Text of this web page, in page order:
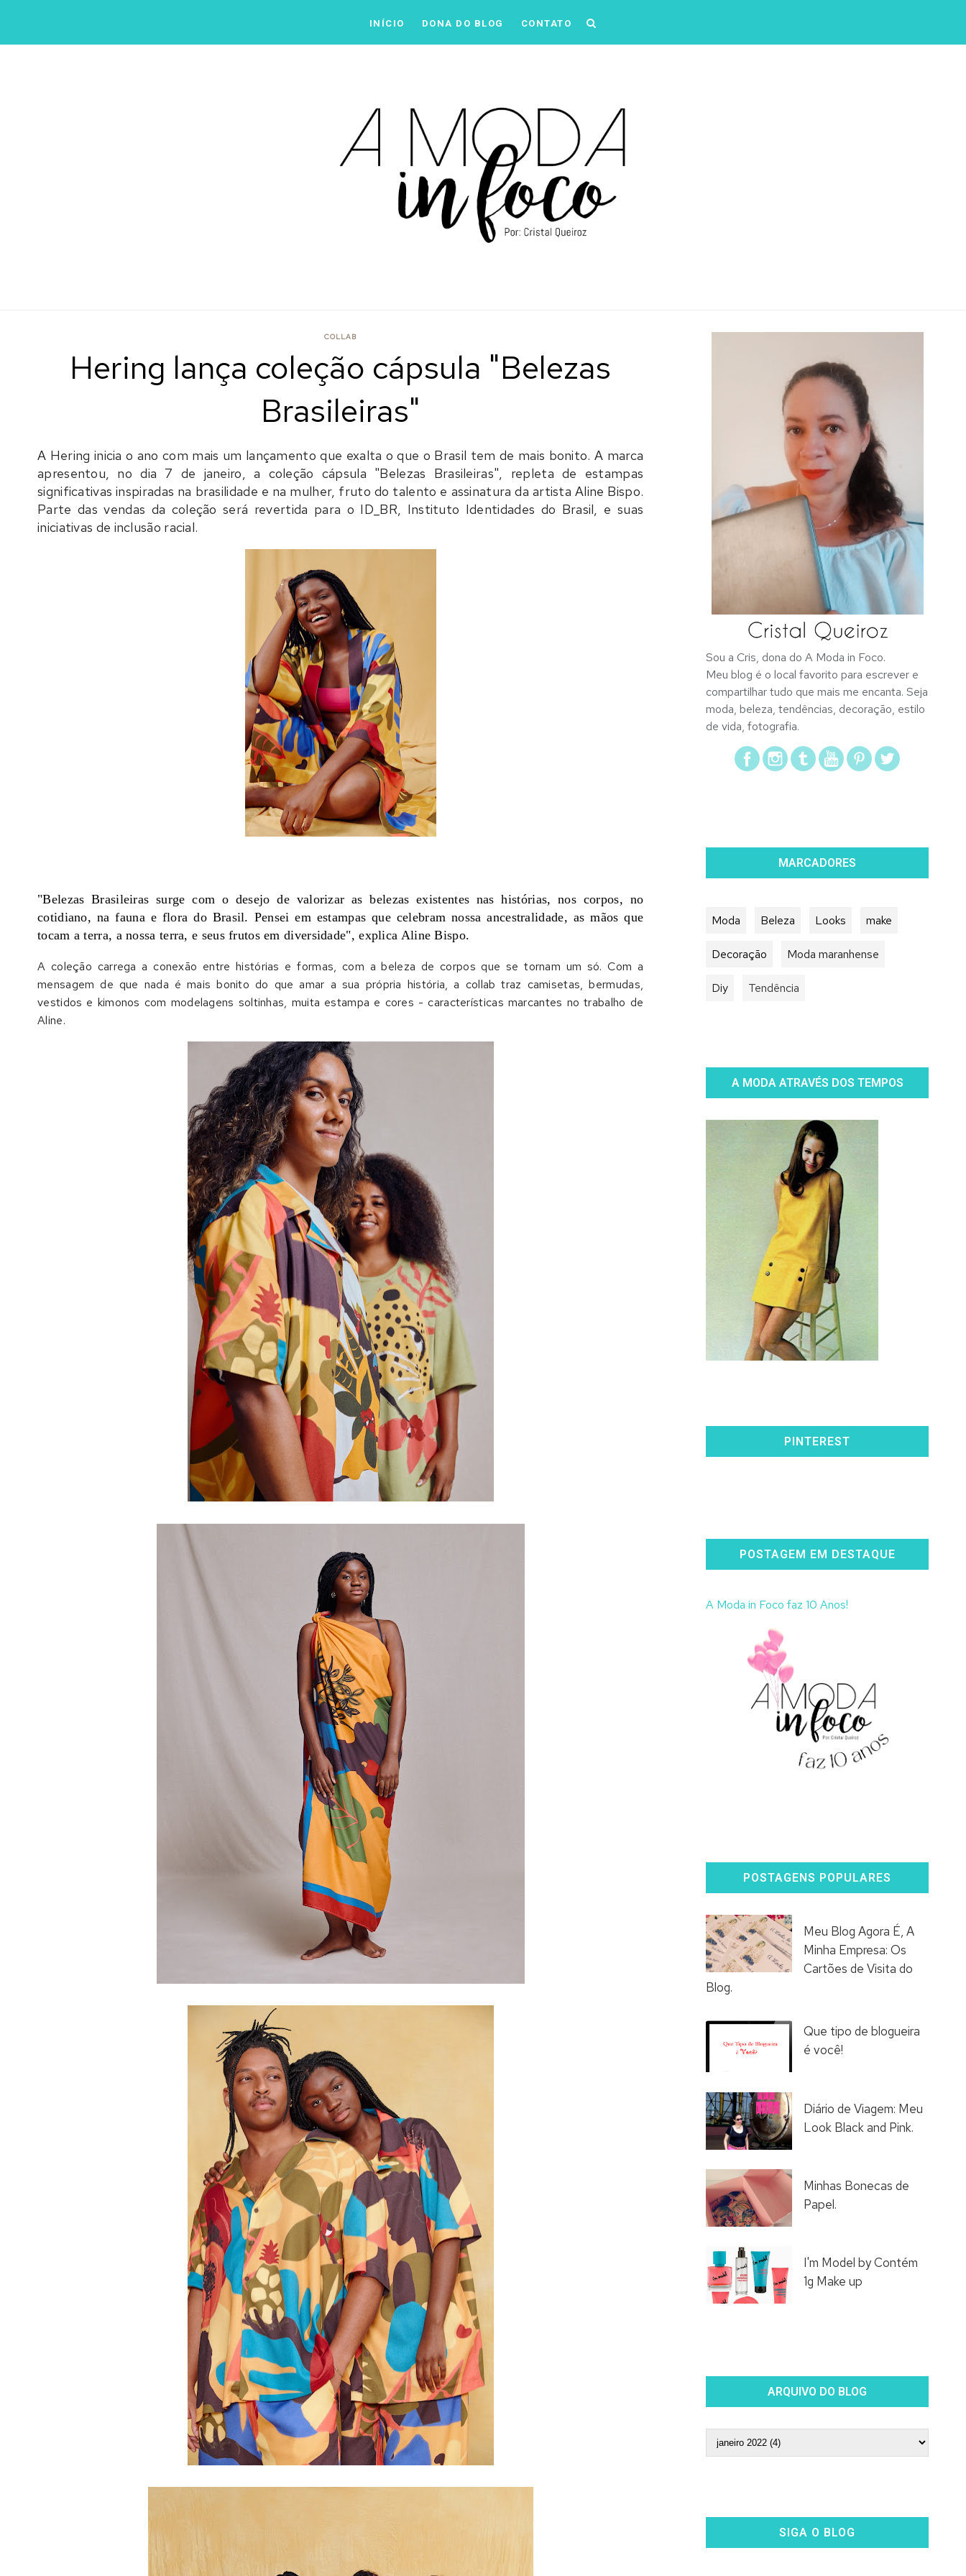
INÍCIO DONA DO BLOG CONTATO
COLLAB
Hering lança coleção cápsula "Belezas
Brasileiras"
A Hering inicia o ano com mais um lançamento que exalta o que o Brasil tem de mais bonito. A marca
apresentou, no dia 7 de janeiro, a coleção cápsula "Belezas Brasileiras", repleta de estampas
significativas inspiradas na brasilidade e na mulher, fruto do talento e assinatura da artista Aline Bispo.
Parte das vendas da coleção será revertida para o ID_BR, Instituto Identidades do Brasil, e suas
iniciativas de inclusão racial.
"Belezas Brasileiras surge com o desejo de valorizar as belezas existentes nas histórias, nos corpos, no
cotidiano, na fauna e flora do Brasil. Pensei em estampas que celebram nossa ancestralidade, as mãos que
tocam a terra, a nossa terra, e seus frutos em diversidade", explica Aline Bispo.
A coleção carrega a conexão entre histórias e formas, com a beleza de corpos que se tornam um só. Com a
mensagem de que nada é mais bonito do que amar a sua própria história, a collab traz camisetas, bermudas,
vestidos e kimonos com modelagens soltinhas, muita estampa e cores - características marcantes no trabalho de
Aline.
Sou a Cris, dona do A Moda in Foco.
Meu blog é o local favorito para escrever e
compartilhar tudo que mais me encanta. Seja
moda, beleza, tendências, decoração, estilo
de vida, fotografia.
MARCADORES
Moda Beleza Looks make
Decoração Moda maranhense
Diy Tendência
A MODA ATRAVÉS DOS TEMPOS
PINTEREST
POSTAGEM EM DESTAQUE
A Moda in Foco faz 10 Anos!
POSTAGENS POPULARES
Meu Blog Agora É, A
Minha Empresa: Os
Cartões de Visita do
Blog.
Que tipo de blogueira
é você!
Diário de Viagem: Meu
Look Black and Pink.
Minhas Bonecas de
Papel.
I'm Model by Contém
1g Make up
ARQUIVO DO BLOG
SIGA O BLOG